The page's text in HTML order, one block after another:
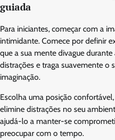
guiada
Para iniciantes, começar com a
intimidante. Comece por definir
que a sua mente divague durante
distrações e traga suavemente o
imaginação.
Escolha uma posição
elimine distrações no seu
ajudá-lo a manter-se
preocupar com o tempo.